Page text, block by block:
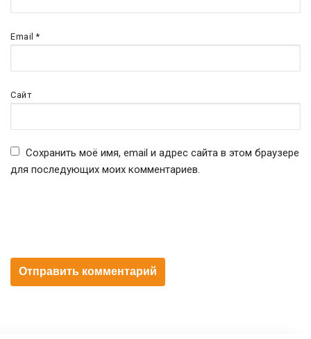
Email*
Сайт
Сохранить моё имя, email и адрес сайта в этом браузере
для последующих моих комментариев.